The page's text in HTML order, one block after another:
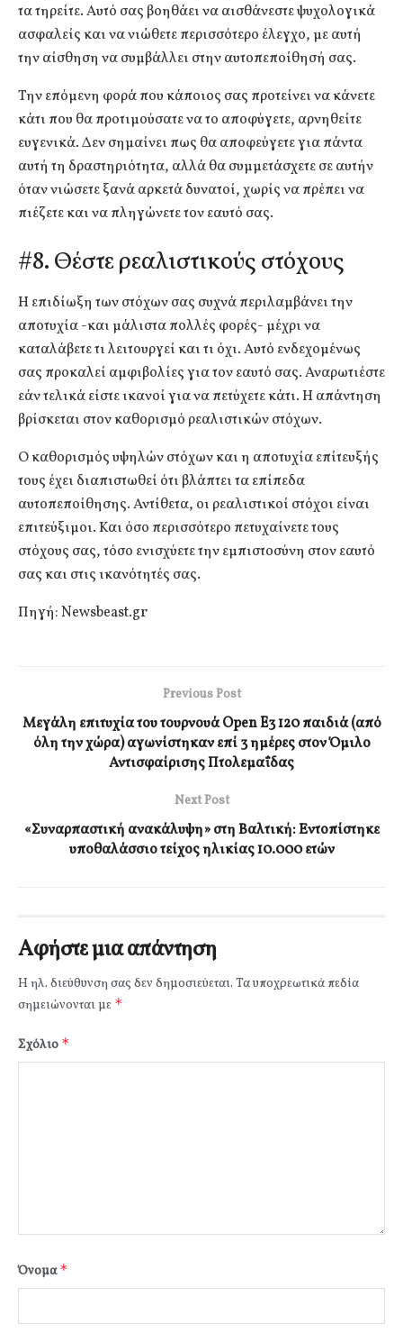
τα τηρείτε. Αυτό σας βοηθάει να αισθάνεστε ψυχολογικά
ασφαλείς και να νιώθετε περισσότερο έλεγχο, με αυτή
την αίσθηση να συμβάλλει στην αυτοπεποίθησή σας.
Την επόμενη φορά που κάποιος σας προτείνει να κάνετε
κάτι που θα προτιμούσατε να το αποφύγετε, αρνηθείτε
ευγενικά. Δεν σημαίνει πως θα αποφεύγετε για πάντα
αυτή τη δραστηριότητα, αλλά θα συμμετάσχετε σε αυτήν
όταν νιώσετε ξανά αρκετά δυνατοί, χωρίς να πρέπει να
πιέζετε και να πληγώνετε τον εαυτό σας.
#8. Θέστε ρεαλιστικούς στόχους
Η επιδίωξη των στόχων σας συχνά περιλαμβάνει την
αποτυχία -και μάλιστα πολλές φορές- μέχρι να
καταλάβετε τι λειτουργεί και τι όχι. Αυτό ενδεχομένως
σας προκαλεί αμφιβολίες για τον εαυτό σας. Αναρωτιέστε
εάν τελικά είστε ικανοί για να πετύχετε κάτι. Η απάντηση
βρίσκεται στον καθορισμό ρεαλιστικών στόχων.
Ο καθορισμός υψηλών στόχων και η αποτυχία επίτευξής
τους έχει διαπιστωθεί ότι βλάπτει τα επίπεδα
αυτοπεποίθησης. Αντίθετα, οι ρεαλιστικοί στόχοι είναι
επιτεύξιμοι. Και όσο περισσότερο πετυχαίνετε τους
στόχους σας, τόσο ενισχύετε την εμπιστοσύνη στον εαυτό
σας και στις ικανότητές σας.
Πηγή: Newsbeast.gr
Previous Post
Μεγάλη επιτυχία του τουρνουά Open E3 120 παιδιά (από
όλη την χώρα) αγωνίστηκαν επί 3 ημέρες στον Όμιλο
Αντισφαίρισης Πτολεμαΐδας
Next Post
«Συναρπαστική ανακάλυψη» στη Βαλτική: Εντοπίστηκε
υποθαλάσσιο τείχος ηλικίας 10.000 ετών
Αφήστε μια απάντηση
Η ηλ. διεύθυνση σας δεν δημοσιεύεται. Τα υποχρεωτικά πεδία
σημειώνονται με *
Σχόλιο *
Όνομα*